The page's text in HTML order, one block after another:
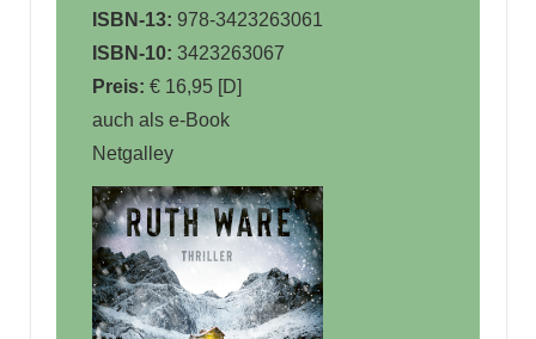
ISBN-13: 978-3423263061
ISBN-10: 3423263067
Preis: € 16,95 [D]
auch als e-Book
Netgalley